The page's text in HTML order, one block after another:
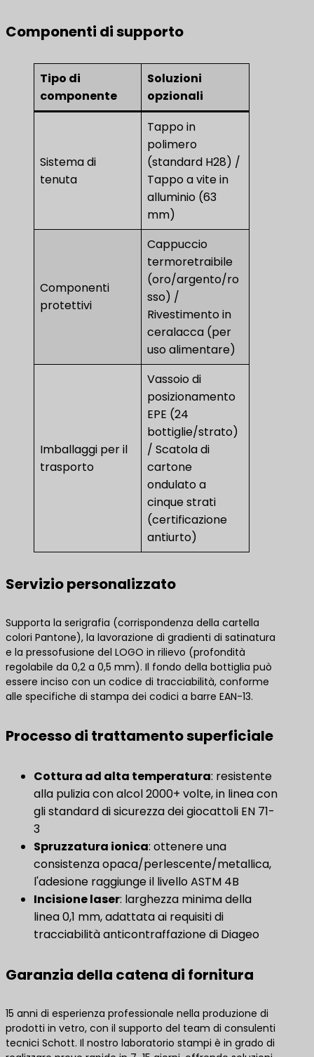
Componenti di supporto
Tipo di
componente
Soluzioni
opzionali
Sistema di
tenuta
Tappo in
polimero
(standard H28) /
Tappo a vite in
alluminio (63
mm)
Componenti
protettivi
Cappuccio
termoretraibile
(oro/argento/ro
sso) /
Rivestimento in
ceralacca (per
uso alimentare)
Imballaggi per il
trasporto
Vassoio di
posizionamento
EPE (24
bottiglie/strato)
/ Scatola di
cartone
ondulato a
cinque strati
(certificazione
antiurto)
Servizio personalizzato
Supporta la serigrafia (corrispondenza della cartella
colori Pantone), la lavorazione di gradienti di satinatura
e la pressofusione del LOGO in rilievo (profondità
regolabile da 0,2 a 0,5 mm). Il fondo della bottiglia può
essere inciso con un codice di tracciabilità, conforme
alle specifiche di stampa dei codici a barre EAN-13.
Processo di trattamento superficiale
Cottura ad alta temperatura: resistente
alla pulizia con alcol 2000+ volte, in linea con
gli standard di sicurezza dei giocattoli EN 71-
3
Spruzzatura ionica: ottenere una
consistenza opaca/perlescente/metallica,
l'adesione raggiunge il livello ASTM 4B
Incisione laser: larghezza minima della
linea 0,1 mm, adattata ai requisiti di
tracciabilità anticontraffazione di Diageo
Garanzia della catena di fornitura
15 anni di esperienza professionale nella produzione di
prodotti in vetro, con il supporto del team di consulenti
tecnici Schott. Il nostro laboratorio stampi è in grado di